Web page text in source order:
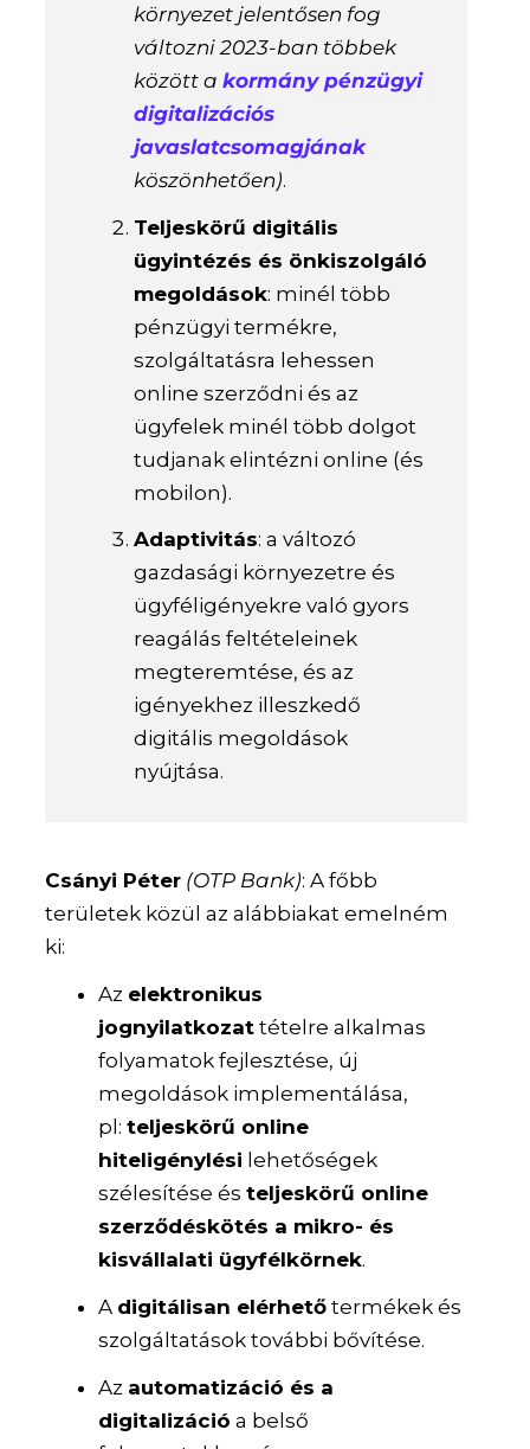
környezet jelentősen fog
változni 2023-ban többek
között akormány pénzügyi
digitalizációs
javaslatcsomagjának
köszönhetően).
Teljeskörű digitális
ügyintézés és önkiszolgáló
megoldások: minél több
pénzügyi termékre,
szolgáltatásra lehessen
online szerződni és az
ügyfelek minél több dolgot
tudjanak elintézni online (és
mobilon).
Adaptivitás: a változó
gazdasági környezetre és
ügyféligényekre való gyors
reagálás feltételeinek
megteremtése, és az
igényekhez illeszkedő
digitális megoldások
nyújtása.
Csányi Péter (OTP Bank):A főbb
területek közül az alábbiakat emelném
ki:
Az elektronikus
jognyilatkozat tételre alkalmas
folyamatok fejlesztése, új
megoldások implementálása,
pl: teljeskörű online
hiteligénylési lehetőségek
szélesítése és teljeskörű online
szerződéskötés a mikro- és
kisvállalati ügyfélkörnek.
A digitálisan elérhető termékek és
szolgáltatások további bővítése.
Az automatizáció és a
digitalizáció a belső